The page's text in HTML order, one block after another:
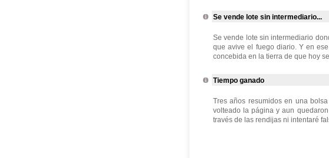
Se vende lote sin intermediario...
Se vende lote sin intermediario
que avive el fuego diario. Y en
concebida en la tierra de que hoy
Tiempo ganado
Tres años resumidos en una
volteado la página y aun
través de las rendijas ni intentaré